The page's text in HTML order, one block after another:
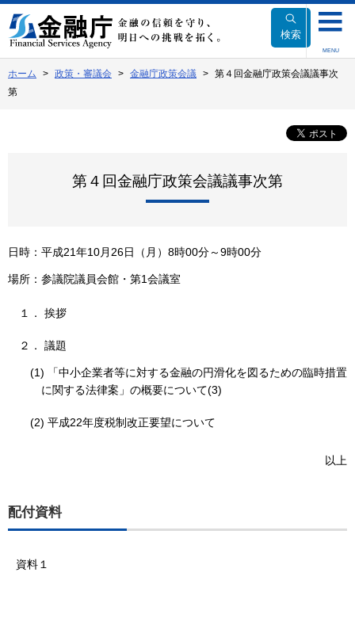
文
へ
動
検索
MENU
ホーム 政策・審議会 金融庁政策会議
第４回金融庁政策会議議事次
第
第４回金融庁政策会議議事次第
日時：平成21年10月26日（月）8時00分～9時00分
場所：参議院議員会館・第1会議室
１． 挨拶
２． 議題
(1) 「中小企業者等に対する金融の円滑化を図るための臨時措置
に関する法律案」の概要について(3)
(2) 平成22年度税制改正要望について
以上
配付資料
資料１